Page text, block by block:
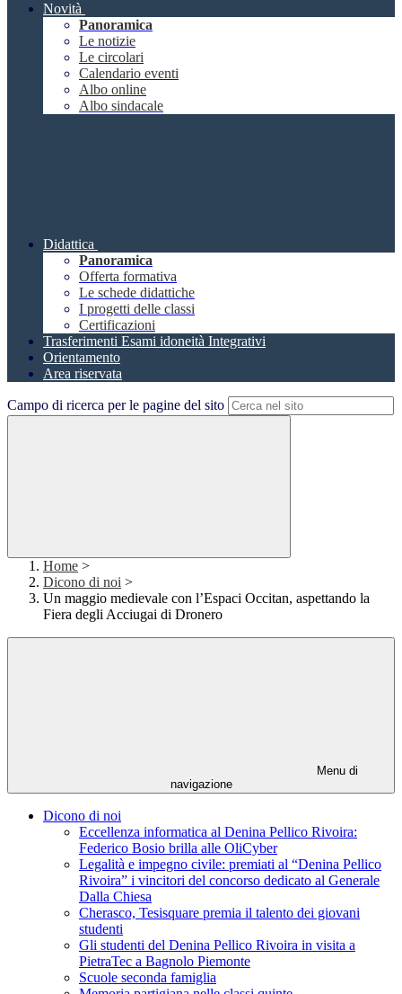
Novità
Panoramica
Le notizie
Le circolari
Calendario eventi
Albo online
Albo sindacale
Didattica
Panoramica
Offerta formativa
Le schede didattiche
I progetti delle classi
Certificazioni
Trasferimenti Esami idoneità Integrativi
Orientamento
Area riservata
Campo di ricerca per le pagine del sito
Home >
Dicono di noi >
Un maggio medievale con l’Espaci Occitan, aspettando la
Fiera degli Acciugai di Dronero
Menu di
navigazione
Dicono di noi
Eccellenza informatica al Denina Pellico Rivoira:
Federico Bosio brilla alle OliCyber
Legalità e impegno civile: premiati al “Denina Pellico
Rivoira” i vincitori del concorso dedicato al Generale
Dalla Chiesa
Cherasco, Tesisquare premia il talento dei giovani
studenti
Gli studenti del Denina Pellico Rivoira in visita a
PietraTec a Bagnolo Piemonte
Scuole seconda famiglia